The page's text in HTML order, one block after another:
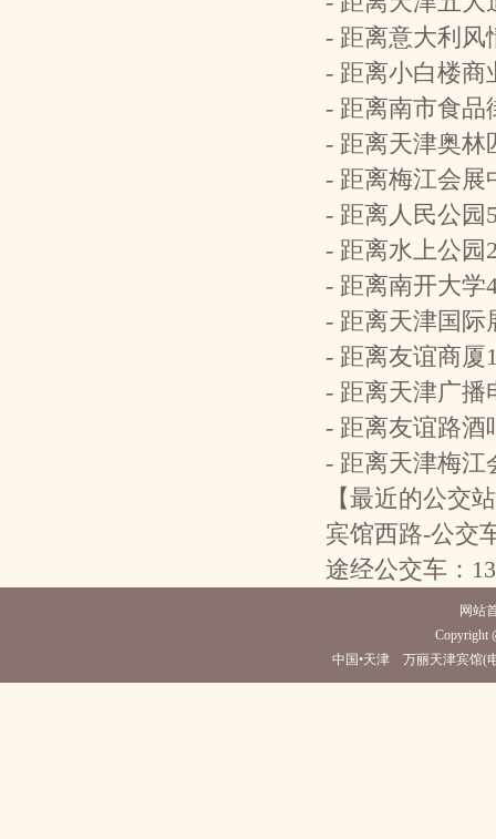
- 距离意大利风
- 距离小白楼商
- 距离南市食品
- 距离天津奥林
- 距离梅江会展
- 距离人民公园
- 距离水上公园
- 距离南开大学
- 距离天津国际
- 距离友谊商厦
- 距离天津广播
- 距离友谊路酒
- 距离天津梅江
【最近的公交
宾馆西路-公交
途经公交车：
网站
Copyright
中国•天津 万丽天津宾馆(电